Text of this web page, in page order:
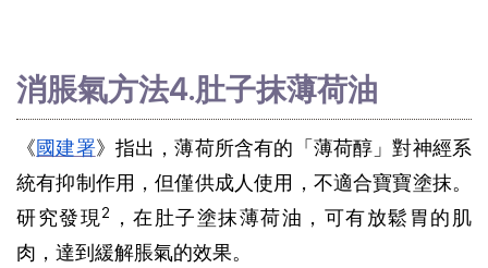
消脹氣方法4.肚子抹薄荷油
《國建署》指出，薄荷所含有的「薄荷醇」對神經系
統有抑制作用，但僅供成人使用，不適合寶寶塗抹。
研究發現2
，在肚子塗抹薄荷油，可有放鬆胃的肌
肉，達到緩解脹氣的效果。